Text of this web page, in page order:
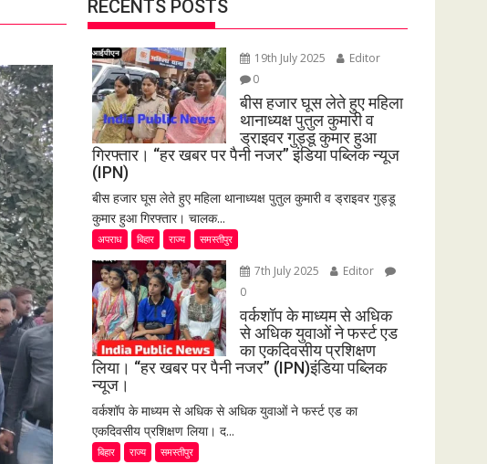
RECENTS POSTS
19th July 2025
Editor
0
बीस हजार घूस लेते हुए महिला
थानाध्यक्ष पुतुल कुमारी व
ड्राइवर गुड्डू कुमार हुआ
गिरफ्तार। “हर खबर पर पैनी नजर” इंडिया पब्लिक न्यूज
(IPN)
बीस हजार घूस लेते हुए महिला थानाध्यक्ष पुतुल कुमारी व ड्राइवर गुड्डू
कुमार हुआ गिरफ्तार। चालक...
अपराध बिहार राज्य समस्तीपुर
7th July 2025
Editor
0
वर्कशॉप के माध्यम से अधिक
से अधिक युवाओं ने फर्स्ट एड
का एकदिवसीय प्रशिक्षण
लिया। “हर खबर पर पैनी नजर” (IPN)इंडिया पब्लिक
न्यूज।
वर्कशॉप के माध्यम से अधिक से अधिक युवाओं ने फर्स्ट एड का
एकदिवसीय प्रशिक्षण लिया। द...
बिहार राज्य समस्तीपुर